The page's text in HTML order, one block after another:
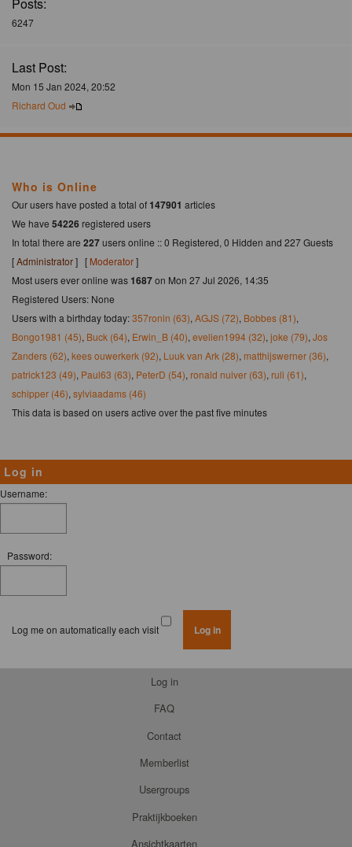
6247
Last Post:
Mon 15 Jan 2024, 20:52
Richard Oud
Who is Online
Our users have posted a total of147901 articles
We have 54226 registered users
In total there are 227users online :: 0 Registered, 0 Hidden and 227 Guests
[Administrator] [ Moderator]
Most users ever online was1687on Mon 27 Jul 2026, 14:35
Registered Users: None
Users with a birthday today:357ronin (63), AGJS (72), Bobbes (81),
Bongo1981 (45), Buck (64), Erwin_B (40), evelien1994 (32), joke (79), Jos
Zanders (62), kees ouwerkerk (92), Luuk van Ark (28), matthijswerner (36),
patrick123 (49), Paul63 (63), PeterD (54), ronald nuiver (63), ruli (61),
schipper (46), sylviaadams (46)
This data is based on users active over the past five minutes
Log in
Username:
Password:
Log me on automatically each visit
Log in
FAQ
Contact
Memberlist
Usergroups
Praktijkboeken
Ansichtkaarten